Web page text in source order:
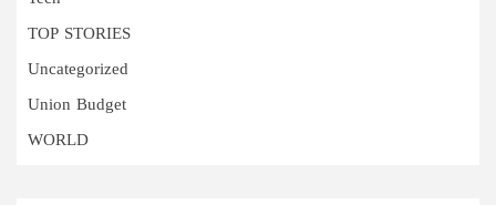
TOP STORIES
Uncategorized
Union Budget
WORLD